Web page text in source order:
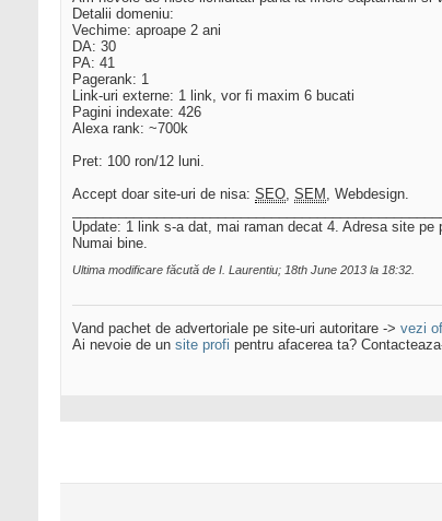
Detalii domeniu:
Vechime: aproape 2 ani
DA: 30
PA: 41
Pagerank: 1
Link-uri externe: 1 link, vor fi maxim 6 bucati
Pagini indexate: 426
Alexa rank: ~700k
Pret: 100 ron/12 luni.
Accept doar site-uri de nisa: SEO, SEM , Webdesign.
Update: 1 link s-a dat, mai raman decat 4. Adresa site pe
Numai bine.
Ultima modificare făcută de I. Laurentiu; 18th June 2013 la 18:32
Vand pachet de advertoriale pe site-uri autoritare -> vezi
Ai nevoie de un site profi pentru afacerea ta?